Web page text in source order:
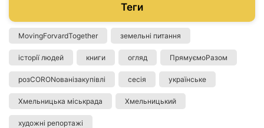
Теги
MovingForvardTogether земельні питання
історії людей книги огляд ПрямуємоРазом
розCORONованізакупівлі сесія українське
Хмельницька міськрада Хмельницький
художні репортажі